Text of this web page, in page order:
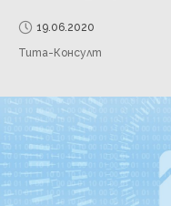
19.06.2020
Тита-Консулт